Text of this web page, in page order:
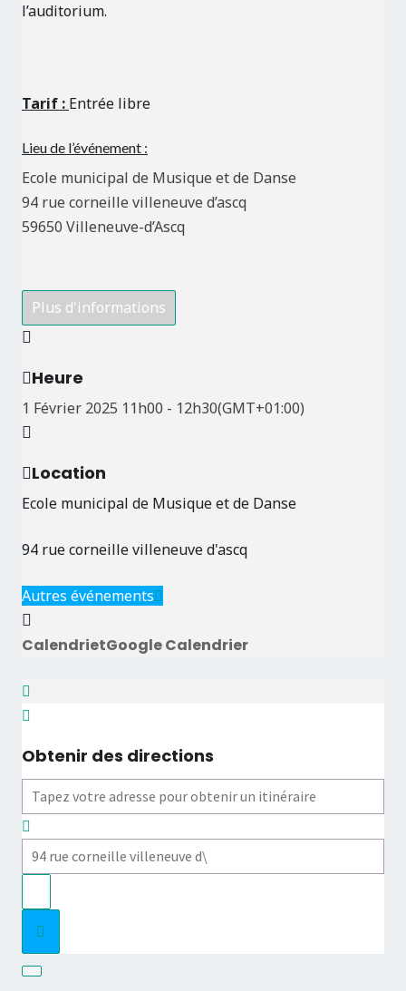
l’auditorium.
Tarif : Entrée libre
Lieu de l’événement :
Ecole municipal de Musique et de Danse
94 rue corneille villeneuve d’ascq
59650 Villeneuve-d’Ascq
Plus d'informations
Heure
1 Février 2025 11h00 - 12h30(GMT+01:00)
Location
Ecole municipal de Musique et de Danse
94 rue corneille villeneuve d'ascq
Autres événements
CalendrietGoogle Calendrier
Obtenir des directions
Address - Audition des classes de saxophone []
Destination Address - Audition des classes de